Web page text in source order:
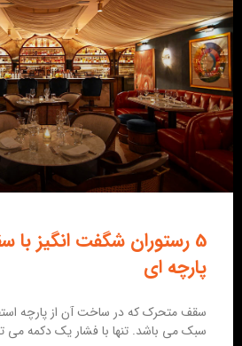
5 رستوران شگفت انگیز
پارچه ای
سقف متحرک که در ساخت آن از پارچه
سبک می باشد. تنها با فشار یک دکمه می